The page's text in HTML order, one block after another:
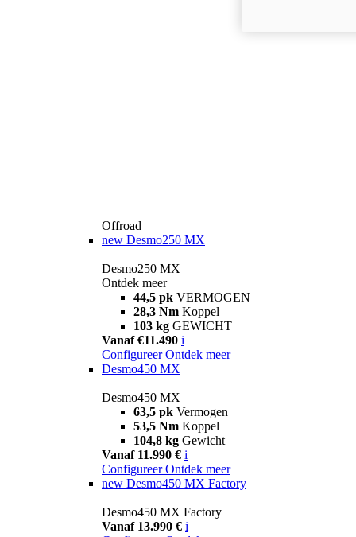
Offroad
new Desmo250 MX
Desmo250 MX
Ontdek meer
44,5 pk VERMOGEN
28,3 Nm Koppel
103 kg GEWICHT
Vanaf €11.490 i
Configureer Ontdek meer
Desmo450 MX
Desmo450 MX
63,5 pk Vermogen
53,5 Nm Koppel
104,8 kg Gewicht
Vanaf 11.990 € i
Configureer Ontdek meer
new Desmo450 MX Factory
Desmo450 MX Factory
Vanaf 13.990 € i